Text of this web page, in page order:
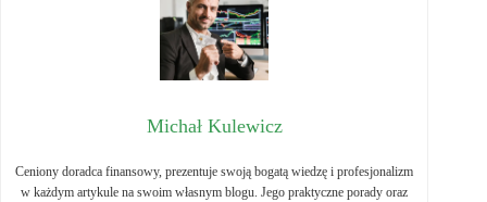
Michał Kulewicz
Ceniony doradca finansowy, prezentuje swoją bogatą wiedzę i profesjonalizm
w każdym artykule na swoim własnym blogu. Jego praktyczne porady oraz